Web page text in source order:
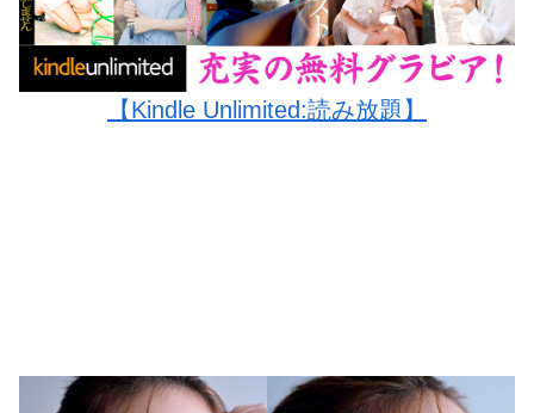
【Kindle Unlimited:読み放題】